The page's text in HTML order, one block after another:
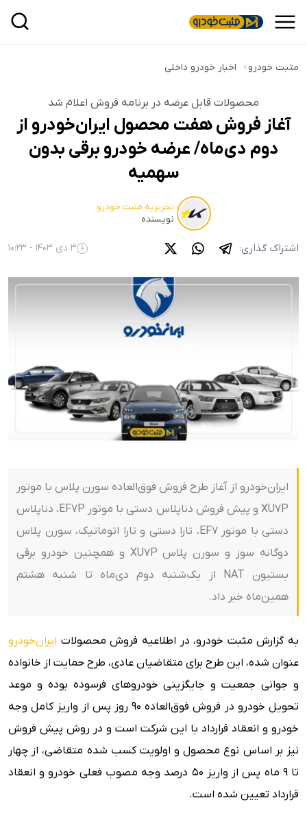
مثبت خودرو> اخبار خودرو داخلی
محصولات قابل عرضه در برنامه فروش اعلام شد
آغاز فروش هفت محصول ایران‌خودرو از
دوم دی‌ماه/ عرضه خودرو برقی بدون
سهمیه
تحریریه مثبت خودرو
نویسنده
اشتراک گذاری: 3 دی 1403 - 10:23
ایران‌خودرو از آغاز طرح فروش فوق‌العاده سورن پلاس با موتور
XU7P و پیش فروش دناپلاس دستی با موتور EF7P، دناپلاس
دستی با موتور EF7، تارا دستی و تارا اتوماتیک، سورن پلاس
دوگانه سوز و سورن پلاس XU7P و همچنین خودرو برقی
بستیون NAT از یک‌شنبه دوم دی‌ماه تا شنبه هشتم
همین‌ماه خبر داد.
به گزارش مثبت خودرو، در اطلاعیه فروش محصولات ایران‌خودرو
عنوان شده، این طرح برای متقاضیان عادی، طرح حمایت از خانواده
و جوانی جمعیت و جایگزینی خودروهای فرسوده بوده و موعد
تحویل خودرو در فروش فوق‌العاده ۹۰ روز پس از واریز کامل وجه
خودرو و انعقاد قرارداد با این شرکت است و در روش پیش فروش
نیز بر اساس نوع محصول و اولویت کسب شده متقاضی، از چهار
تا ۹ ماه پس از واریز ۵۰ درصد وجه مصوب فعلی خودرو و انعقاد
قرارداد تعیین شده است.